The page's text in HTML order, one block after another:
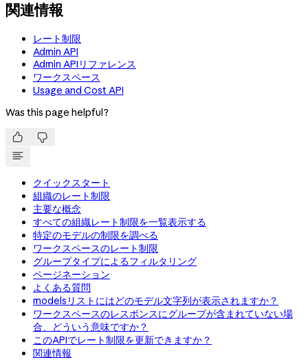
関連情報
レート制限
Admin API
Admin APIリファレンス
ワークスペース
Usage and Cost API
Was this page helpful?
 
クイックスタート
組織のレート制限
主要な概念
すべての組織レート制限を一覧表示する
特定のモデルの制限を調べる
ワークスペースのレート制限
グループタイプによるフィルタリング
ページネーション
よくある質問
modelsリストにはどのモデル文字列が表示されますか？
ワークスペースのレスポンスにグループが含まれていない場
合、どういう意味ですか？
このAPIでレート制限を更新できますか？
関連情報